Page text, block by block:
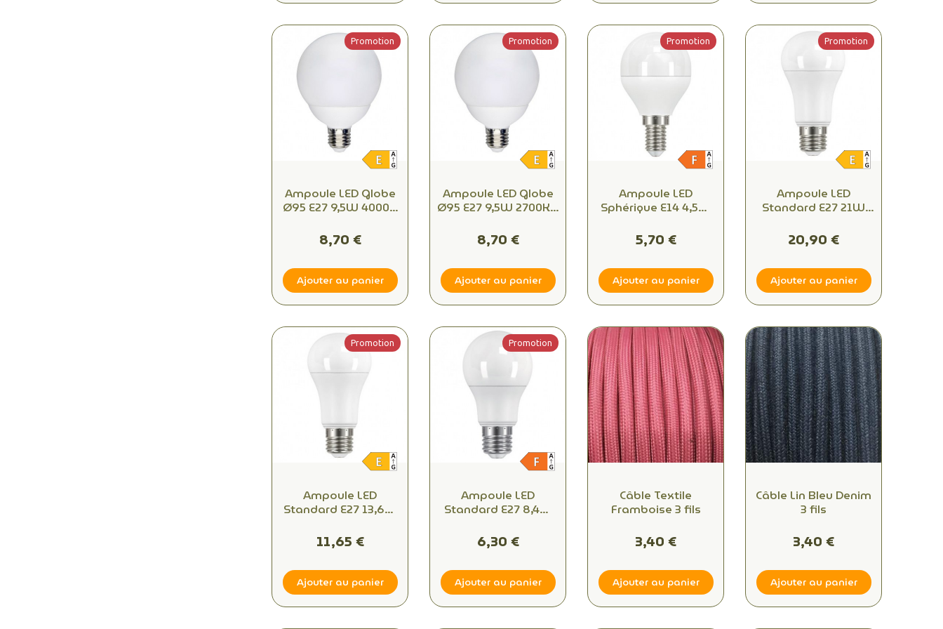
(1 avis)
Promotion
Ampoule LED Globe
Ø95 E27 9,5W 4000K
Neutre Équivalent
75W
8,70 €
Ajouter au panier
Promotion
Ampoule LED Globe
Ø95 E27 9,5W 2700K –
Équivalent 75W
8,70 €
Ajouter au panier
Promotion
Ampoule LED
Sphérique E14 4,5W
Dimmable Blanc
Chaud Équivalent
40W
5,70 €
Ajouter au panier
Promotion
Ampoule LED
Standard E27 21W
Dimmable Blanc
Neutre Équivalent
150W
20,90 €
Ajouter au panier
Promotion
Ampoule LED
Standard E27 13,6W
Dimmable Blanc
Neutre Équivalent
100W
11,65 €
Ajouter au panier
Promotion
Ampoule LED
Standard E27 8,4W
Dimmable Blanc
Chaud Équivalent
60W
6,30 €
Ajouter au panier
Câble Textile
Framboise 3 fils
3,40 €
Ajouter au panier
Câble Lin Bleu Denim
3 fils
3,40 €
Ajouter au panier